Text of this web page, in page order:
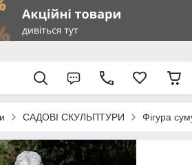
САДОВІ СКУЛЬПТУРИ Фігура